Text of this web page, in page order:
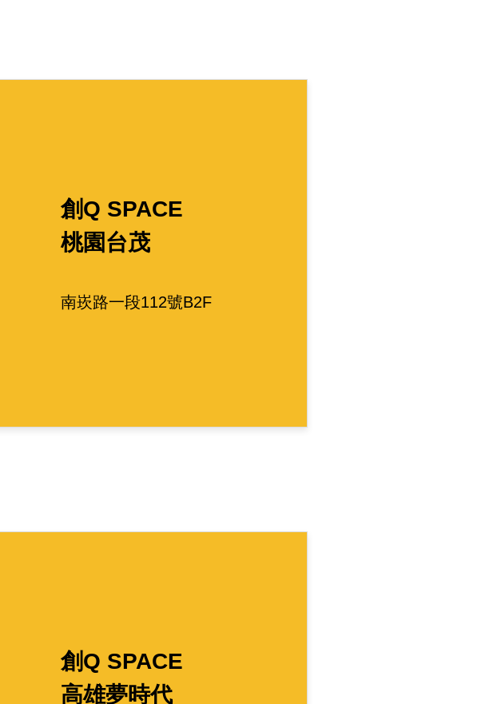
創Q SPACE
桃園台茂
南崁路一段112號B2F
創Q SPACE
高雄夢時代